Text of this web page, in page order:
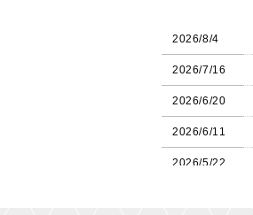
2026/8/4
2026/7/16
2026/6/20
2026/6/11
2026/5/22